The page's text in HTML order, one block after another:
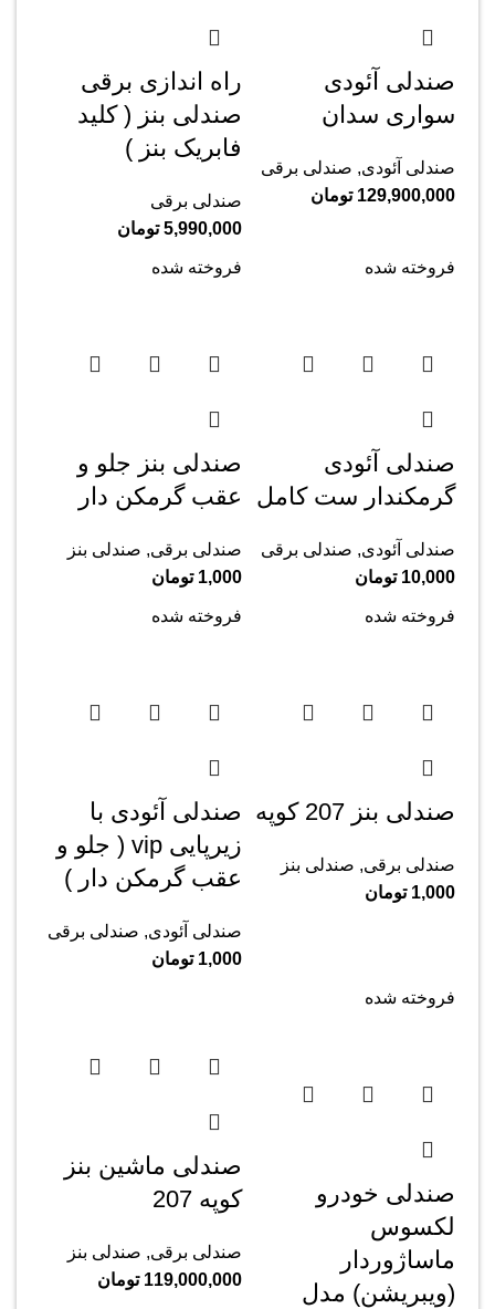
صندلی آئودی
سواری سدان
صندلی آئودی, صندلی برقی
129,900,000 تومان
راه اندازی برقی
صندلی بنز ( کلید
فابریک بنز )
صندلی برقی
5,990,000 تومان
فروخته شده
صندلی آئودی
گرمکندار ست کامل
صندلی آئودی, صندلی برقی
10,000 تومان
فروخته شده
صندلی بنز جلو و
عقب گرمکن دار
صندلی برقی, صندلی بنز
1,000 تومان
فروخته شده
صندلی بنز 207 کوپه
صندلی برقی, صندلی بنز
1,000 تومان
فروخته شده
صندلی آئودی با
زیرپایی vip ( جلو و
عقب گرمکن دار )
صندلی آئودی, صندلی برقی
1,000 تومان
فروخته شده
صندلی خودرو
لکسوس
ماساژوردار
(ویبریشن) مدل
صندلی ماشین بنز
کوپه 207
صندلی برقی, صندلی بنز
119,000,000 تومان